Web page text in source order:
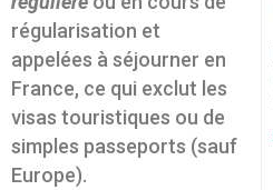
régularisation et
appelées à séjourner en
France, ce qui exclut les
visas touristiques ou de
simples passeports (sauf
Europe).